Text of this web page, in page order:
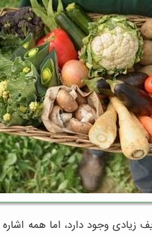
زیادی وجود دارد، اما همه